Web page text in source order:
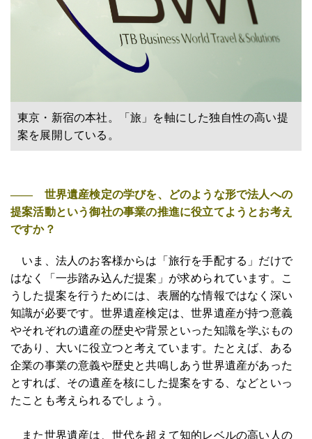
東京・新宿の本社。「旅」を軸にした独自性の高い提
案を展開している。
―― 世界遺産検定の学びを、どのような形で法人への
提案活動という御社の事業の推進に役立てようとお考え
ですか？
いま、法人のお客様からは「旅行を手配する」だけで
はなく「一歩踏み込んだ提案」が求められています。こ
うした提案を行うためには、表層的な情報ではなく深い
知識が必要です。世界遺産検定は、世界遺産が持つ意義
やそれぞれの遺産の歴史や背景といった知識を学ぶもの
であり、大いに役立つと考えています。たとえば、ある
企業の事業の意義や歴史と共鳴しあう世界遺産があった
とすれば、その遺産を核にした提案をする、などといっ
たことも考えられるでしょう。
また世界遺産は、世代を超えて知的レベルの高い人の